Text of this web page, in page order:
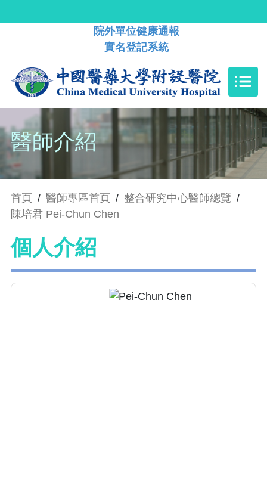
院外單位健康通報
實名登記系統
醫師介紹
首頁 / 醫師專區首頁 / 整合研究中心醫師總覽 /
陳培君 Pei-Chun Chen
個人介紹